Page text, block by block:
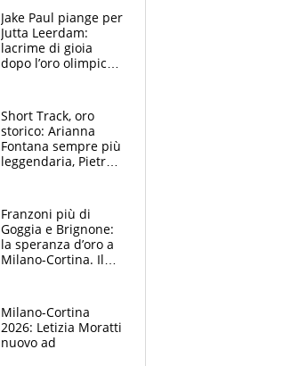
Grassl nel
pattinaggio
Jake Paul piange per
Jutta Leerdam:
lacrime di gioia
dopo l’oro olimpico
Short Track, oro
storico: Arianna
Fontana sempre più
leggendaria, Pietro
Franzoni più di
Goggia e Brignone:
la speranza d’oro a
Milano-Cortina. Il
Franzoso
Milano-Cortina
2026: Letizia Moratti
nuovo ad